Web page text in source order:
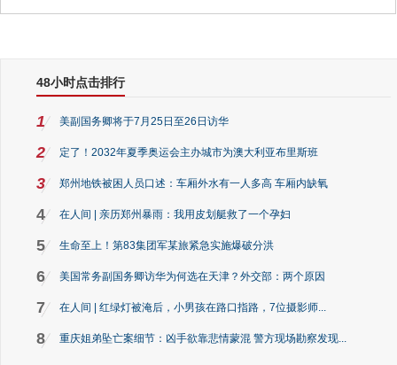
48小时点击排行
1 美副国务卿将于7月25日至26日访华
2 定了！2032年夏季奥运会主办城市为澳大利亚布里斯班
3 郑州地铁被困人员口述：车厢外水有一人多高 车厢内缺氧
4 在人间 | 亲历郑州暴雨：我用皮划艇救了一个孕妇
5 生命至上！第83集团军某旅紧急实施爆破分洪
6 美国常务副国务卿访华为何选在天津？外交部：两个原因
7 在人间 | 红绿灯被淹后，小男孩在路口指路，7位摄影师...
8 重庆姐弟坠亡案细节：凶手欲靠悲情蒙混 警方现场勘察发现...